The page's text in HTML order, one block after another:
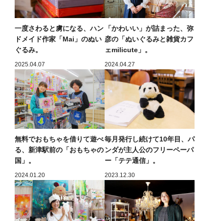
一度さわると虜になる、ハン
ドメイド作家「Mai」のぬい
ぐるみ。
2025.04.07
「かわいい」が詰まった、弥
彦の「ぬいぐるみと雑貨カフ
ェmilicute」。
2024.04.27
無料でおもちゃを借りて遊べ
る、新津駅前の「おもちゃの
国」。
2024.01.20
毎月発行し続けて10年目、パ
ンダが主人公のフリーペーパ
ー「テテ通信」。
2023.12.30